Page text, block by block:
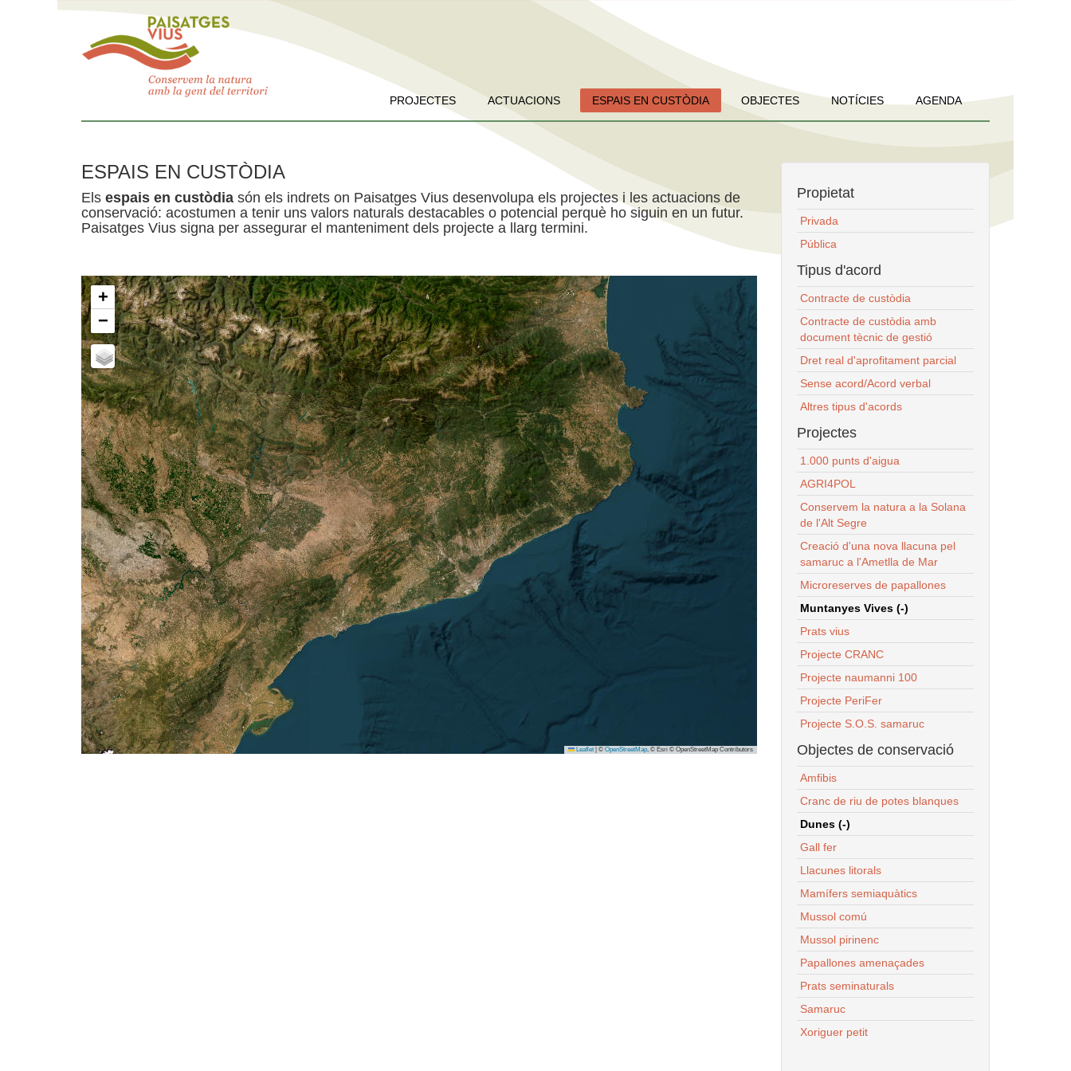
PROJECTES ACTUACIONS ESPAIS EN CUSTÒDIA OBJECTES NOTÍCIES AGENDA
ESPAIS EN CUSTÒDIA
Els espais en custòdia són els indrets on Paisatges Vius desenvolupa els projectes i les actuacions de
conservació: acostumen a tenir uns valors naturals destacables o potencial perquè ho siguin en un futur.
Paisatges Vius signa per assegurar el manteniment dels projecte a llarg termini.
+
−
Leaflet © OpenStreetMap, © Esri © OpenStreetMap Contributors
Propietat
Privada
Pública
Tipus d'acord
Contracte de custòdia
Contracte de custòdia amb
document tècnic de gestió
Dret real d'aprofitament parcial
Sense acord/Acord verbal
Altres tipus d'acords
Projectes
1.000 punts d'aigua
AGRI4POL
Conservem la natura a la Solana
de l'Alt Segre
Creació d'una nova llacuna pel
samaruc a l'Ametlla de Mar
Microreserves de papallones
Muntanyes Vives (-)
Prats vius
Projecte CRANC
Projecte naumanni 100
Projecte PeriFer
Projecte S.O.S. samaruc
Objectes de conservació
Amfibis
Cranc de riu de potes blanques
Dunes (-)
Gall fer
Llacunes litorals
Mamífers semiaquàtics
Mussol comú
Mussol pirinenc
Papallones amenaçades
Prats seminaturals
Samaruc
Xoriguer petit